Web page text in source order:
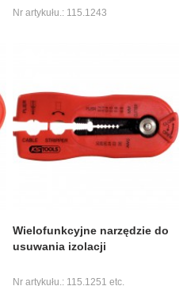
Nr artykułu.: 115.1243
Wielofunkcyjne narzędzie do
usuwania izolacji
Nr artykułu.: 115.1251 etc.